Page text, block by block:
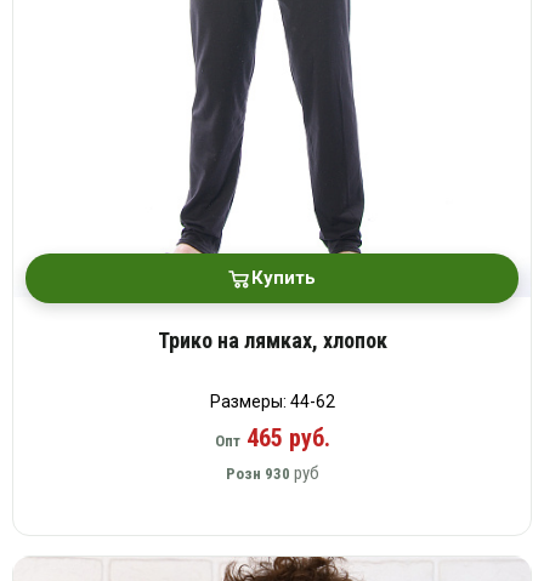
Купить
Трико на лямках, хлопок
Размеры: 44-62
Опт465 руб.
Розн 930 руб